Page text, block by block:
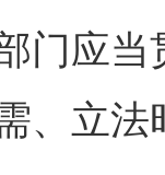
应当
、立